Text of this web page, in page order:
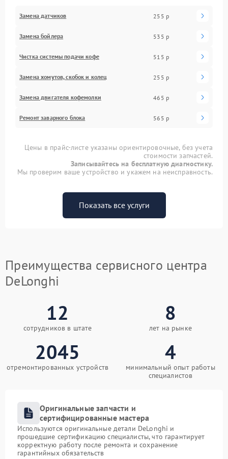
Замена датчиков 255 р
Замена бойлера 535 р
Чистка системы подачи кофе 515 р
Замена хомутов, скобок и колец 255 р
Замена двигателя кофемолки 465 р
Ремонт заварного блока 565 р
Цены в прайс-листе указаны ориентировочные, без учета
стоимости запчастей.
Записывайтесь на бесплатную диагностику.
Мы проверим ваше устройство и укажем на неисправность.
Показать все услуги
Преимущества сервисного центра
DeLonghi
12
сотрудников в штате
8
лет на рынке
2045
отремонтированных устройств
4
минимальный опыт работы
специалистов
Оригинальные запчасти и
сертифицированные мастера
Используются оригинальные детали DeLonghi и
прошедшие сертификацию специалисты, что гарантирует
корректную работу после ремонта и сохранение
гарантийных обязательств